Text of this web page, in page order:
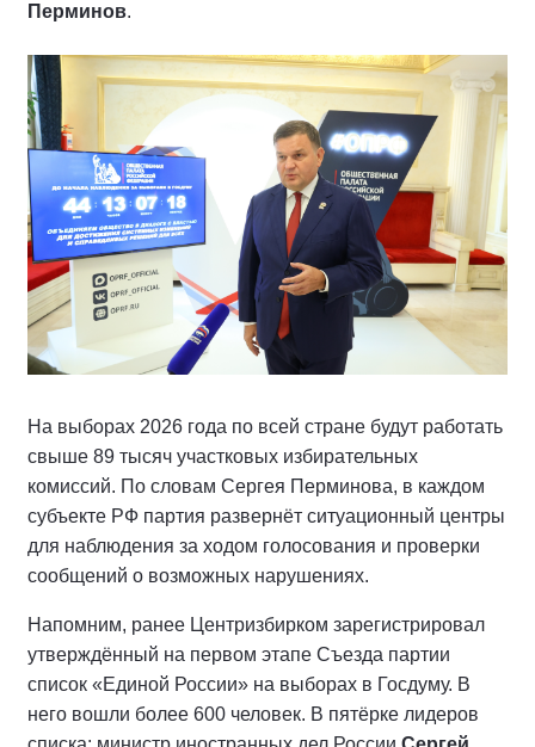
Перминов.
На выборах 2026 года по всей стране будут работать
свыше 89 тысяч участковых избирательных
комиссий. По словам Сергея Перминова, в каждом
субъекте РФ партия развернёт ситуационный центры
для наблюдения за ходом голосования и проверки
сообщений о возможных нарушениях.
Напомним, ранее Центризбирком зарегистрировал
утверждённый на первом этапе Съезда партии
список «Единой России» на выборах в Госдуму. В
него вошли более 600 человек. В пятёрке лидеров